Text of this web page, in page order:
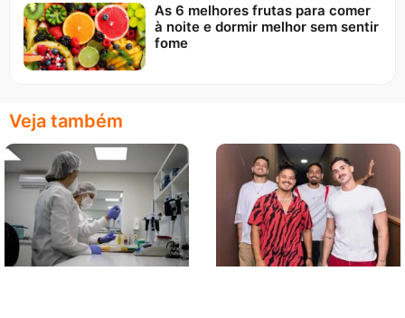
As 6 melhores frutas para comer
à noite e dormir melhor sem sentir
fome
Veja também